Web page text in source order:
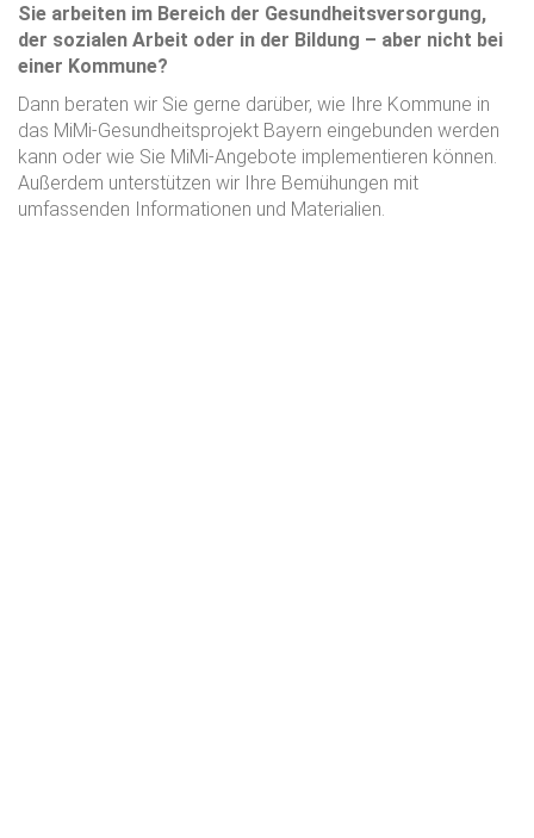
Sie arbeiten im Bereich der Gesundheitsversorgung,
der sozialen Arbeit oder in der Bildung – aber nicht bei
einer Kommune?
Dann beraten wir Sie gerne darüber, wie Ihre Kommune in
das MiMi-Gesundheitsprojekt Bayern eingebunden werden
kann oder wie Sie MiMi-Angebote implementieren können.
Außerdem unterstützen wir Ihre Bemühungen mit
umfassenden Informationen und Materialien.